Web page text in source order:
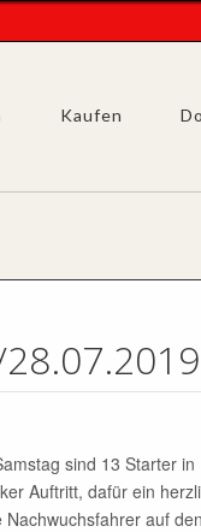
Kaufen
sind 13 Starter
Auftritt, dafür ein
auf